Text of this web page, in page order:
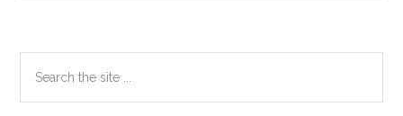
cát
có
Primary
Sidebar
the